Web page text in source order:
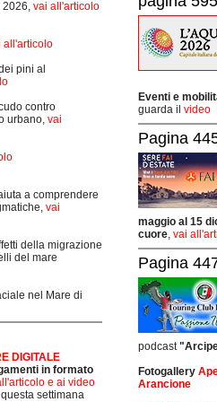
2026, vai all'articolo
all'articolo
pini al
contro
urbano, vai
a comprendere
vai
della migrazione
del mare
nel Mare di
DIGITALE
in formato
e ai video
settimana
Eventi e
guarda il video
Pagina
maggio al 15
cuore, vai
Pagina
podcast
Fotogallery
Arancione